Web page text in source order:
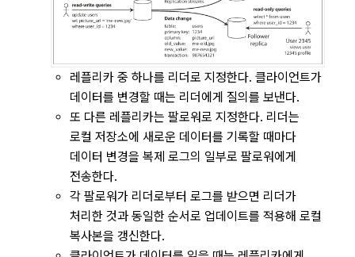
레플리카 중 하나를 리더로 지정한다. 클라이언트가
데이터를 변경할 때는 리더에게 질의를 보낸다.
또 다른 레플리카는 팔로워로 지정한다. 리더는
로컬 저장소에 새로운 데이터를 기록할 때마다
데이터 변경을 복제 로그의 일부로 팔로워에게
전송한다.
각 팔로워가 리더로부터 로그를 받으면 리더가
처리한 것과 동일한 순서로 업데이트를 적용해 로컬
복사본을 갱신한다.